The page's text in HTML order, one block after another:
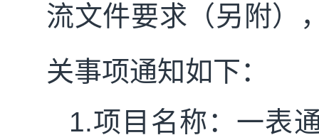
流文件要求（另附）
关事项通知如下：
1.项目名称：一表